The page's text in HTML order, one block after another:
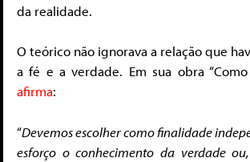
da realidade.
O teórico não ignorava a relação que
a fé e a verdade. Em sua obra
afirma:
“Devemos escolher como finalidade
esforço o conhecimento da verdade